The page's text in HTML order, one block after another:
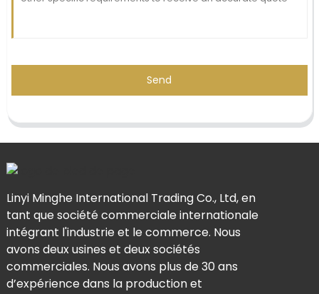
Send
Linyi Minghe International Trading Co., Ltd, en
tant que société commerciale internationale
intégrant l'industrie et le commerce. Nous
avons deux usines et deux sociétés
commerciales. Nous avons plus de 30 ans
d’expérience dans la production et